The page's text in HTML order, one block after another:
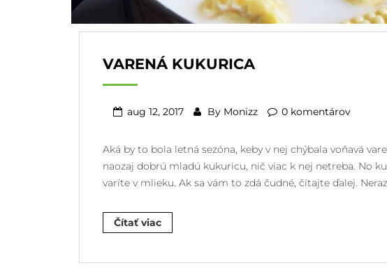
VARENÁ KUKURICA
aug 12, 2017 By Monizz 0 komentárov
Aká by to bola letná sezóna, keby v nej chýbala voňavá
naozaj dobrú mladú kukuricu, nič viac k nej netreba. No
varíte v mlieku. Ak sa vám to zdá čudné, čítajte ďalej.
Čítať viac